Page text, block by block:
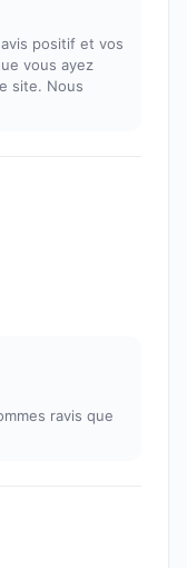
positif et vos
vous ayez
site. Nous
ravis que